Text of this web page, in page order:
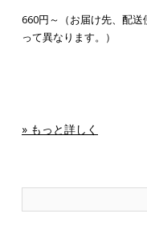
660円～（お届け先、配送
って異なります。）
» もっと詳しく